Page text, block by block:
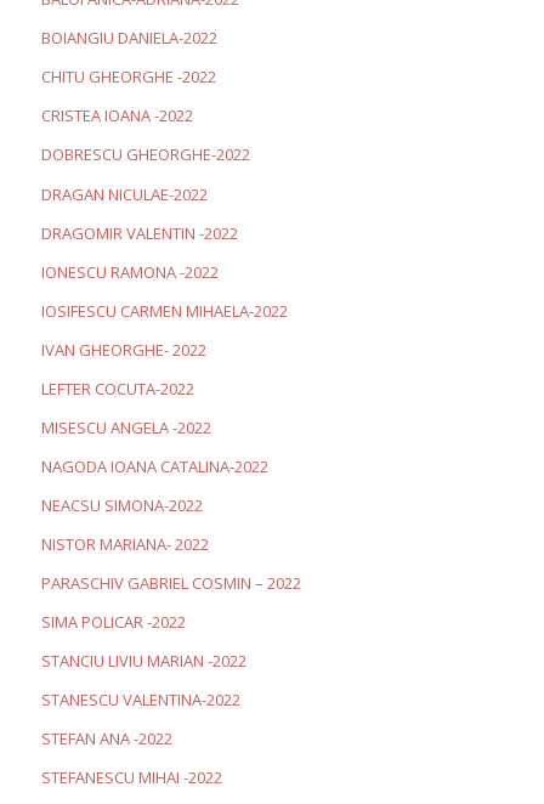
BOIANGIU DANIELA-2022
CHITU GHEORGHE -2022
CRISTEA IOANA -2022
DOBRESCU GHEORGHE-2022
DRAGAN NICULAE-2022
DRAGOMIR VALENTIN -2022
IONESCU RAMONA -2022
IOSIFESCU CARMEN MIHAELA-2022
IVAN GHEORGHE- 2022
LEFTER COCUTA-2022
MISESCU ANGELA -2022
NAGODA IOANA CATALINA-2022
NEACSU SIMONA-2022
NISTOR MARIANA- 2022
PARASCHIV GABRIEL COSMIN – 2022
SIMA POLICAR -2022
STANCIU LIVIU MARIAN -2022
STANESCU VALENTINA-2022
STEFAN ANA -2022
STEFANESCU MIHAI -2022